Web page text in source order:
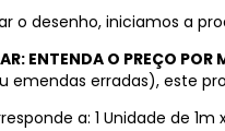
o desenho, iniciamos a
ENTENDA O PREÇO POR
emendas erradas), este
a: 1 Unidade de 1m